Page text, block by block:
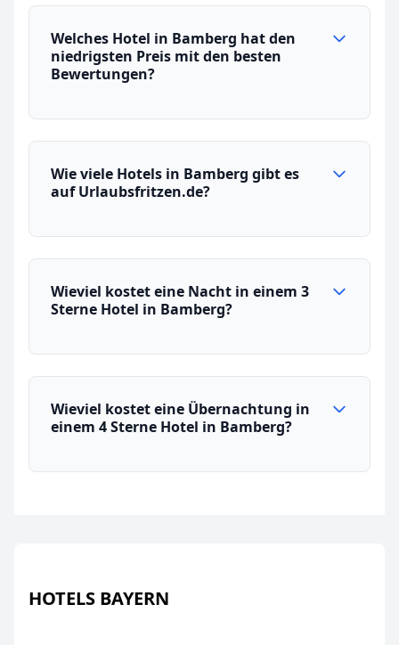
Welches Hotel in Bamberg hat den
niedrigsten Preis mit den besten
Bewertungen?
Wie viele Hotels in Bamberg gibt es
auf Urlaubsfritzen.de?
Wieviel kostet eine Nacht in einem 3
Sterne Hotel in Bamberg?
Wieviel kostet eine Übernachtung in
einem 4 Sterne Hotel in Bamberg?
HOTELS BAYERN